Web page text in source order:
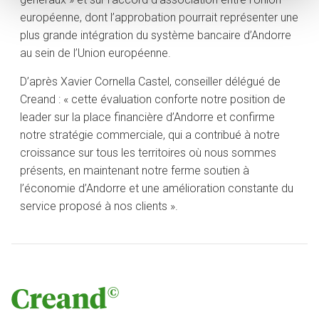
européenne, dont l’approbation pourrait représenter une
plus grande intégration du système bancaire d’Andorre
au sein de l’Union européenne.
D’après Xavier Cornella Castel, conseiller délégué de
Creand : « cette évaluation conforte notre position de
leader sur la place financière d’Andorre et confirme
notre stratégie commerciale, qui a contribué à notre
croissance sur tous les territoires où nous sommes
présents, en maintenant notre ferme soutien à
l’économie d’Andorre et une amélioration constante du
service proposé à nos clients ».